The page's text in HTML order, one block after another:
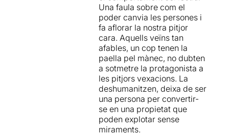
esplèndida dramatúrgia que
amb el tractament dels
diferents personatges,
pretén alertar sobre la gran
errada que pot suposar la
passivitat individual
amagada darrere el
comportament col·lectiu.
bé i el mal de cadascú de
nosaltres, la fina línia que
ho separa, el mal que és
capaç de fer per acció o per
inacció, fins i tot, la bona
interpretaciones, en general,
funcionan… a pesar de que
algunos momentos de
excesiva crispación acaban
por restar sutilidad a este
drama turbio, filosófico y
formalmente osado.
Una faula sobre com el
poder canvia les persones i
fa aflorar la nostra pitjor
cara. Aquells veïns tan
afables, un cop tenen la
paella pel mànec, no dubten
a sotmetre la protagonista a
les pitjors vexacions. La
deshumanitzen, deixa de ser
una persona per convertir-
se en una propietat que
poden explotar sense
miraments.